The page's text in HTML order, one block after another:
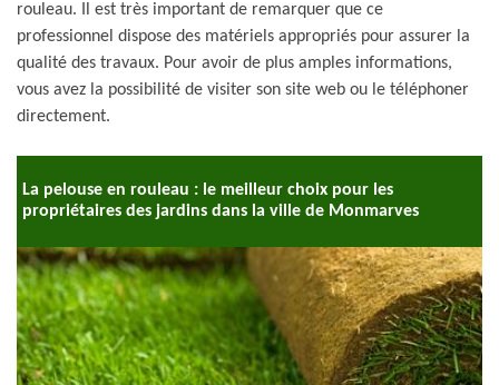
rouleau. Il est très important de remarquer que ce
professionnel dispose des matériels appropriés pour assurer la
qualité des travaux. Pour avoir de plus amples informations,
vous avez la possibilité de visiter son site web ou le téléphoner
directement.
La pelouse en rouleau : le meilleur choix pour les
propriétaires des jardins dans la ville de Monmarves